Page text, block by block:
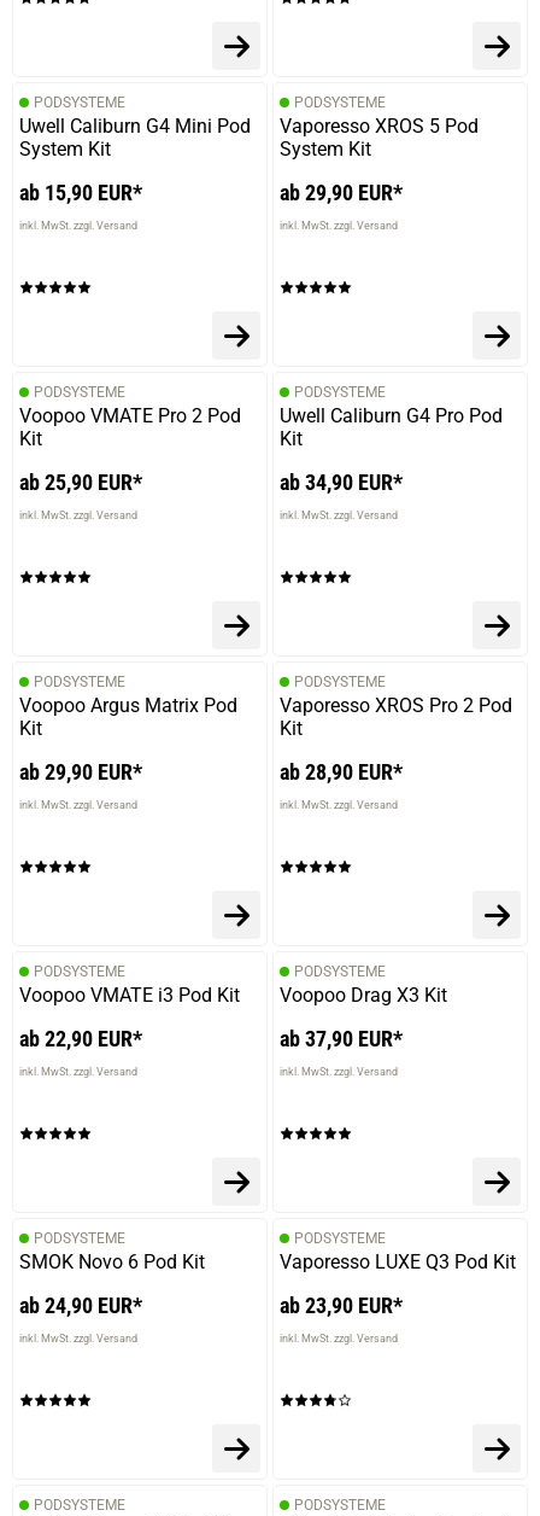
PODSYSTEME
Uwell Caliburn G4 Mini Pod
System Kit
ab 15,90 EUR*
inkl. MwSt. zzgl. Versand
PODSYSTEME
Vaporesso XROS 5 Pod
System Kit
ab 29,90 EUR*
inkl. MwSt. zzgl. Versand
PODSYSTEME
Voopoo VMATE Pro 2 Pod
Kit
ab 25,90 EUR*
inkl. MwSt. zzgl. Versand
PODSYSTEME
Uwell Caliburn G4 Pro Pod
Kit
ab 34,90 EUR*
inkl. MwSt. zzgl. Versand
PODSYSTEME
Voopoo Argus Matrix Pod
Kit
ab 29,90 EUR*
inkl. MwSt. zzgl. Versand
PODSYSTEME
Vaporesso XROS Pro 2 Pod
Kit
ab 28,90 EUR*
inkl. MwSt. zzgl. Versand
PODSYSTEME
Voopoo VMATE i3 Pod Kit
ab 22,90 EUR*
inkl. MwSt. zzgl. Versand
PODSYSTEME
Voopoo Drag X3 Kit
ab 37,90 EUR*
inkl. MwSt. zzgl. Versand
PODSYSTEME
SMOK Novo 6 Pod Kit
ab 24,90 EUR*
inkl. MwSt. zzgl. Versand
PODSYSTEME
Vaporesso LUXE Q3 Pod Kit
ab 23,90 EUR*
inkl. MwSt. zzgl. Versand
PODSYSTEME PODSYSTEME